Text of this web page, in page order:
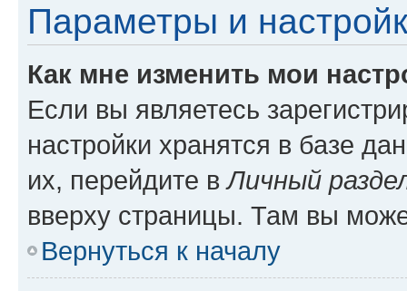
Параметры и
Как мне изменить мои
Если вы являетесь
настройки хранятся в базе
их, перейдите вЛичный
вверху страницы. Там вы
Вернуться к началу